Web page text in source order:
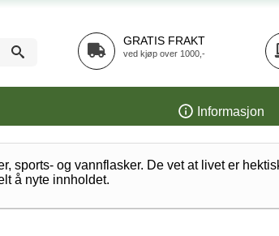
GRATIS FRAKT
ved kjøp over 1000,-
Informasjon
og vannflasker. De vet at livet er
å nyte innholdet.